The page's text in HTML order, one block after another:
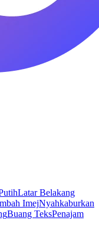
Latar Belakang
ImejNyahkaburkan
Buang TeksPenajam